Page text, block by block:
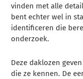
vinden met alle
bent echter wel in
identificeren die
onderzoek.
Deze daklozen
die ze kennen. De